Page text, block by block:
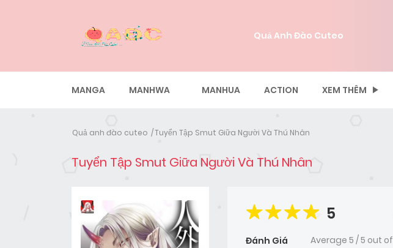
Quả Anh Đào Cuteo
MANGA MANHWA MANHUA ACTION XEM THÊM
Quả anh đào cuteo Tuyển Tập Smut Giữa Người Và Thú Nhân
Tuyển Tập Smut Giữa Người Và Thú Nhân
5
Đánh Giá Average 5 /5 out of